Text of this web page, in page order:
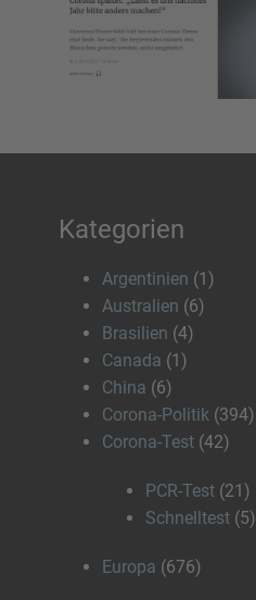
Kategorien
Argentinien (1)
Australien (6)
Brasilien (4)
Canada (1)
China (6)
Corona-Politik (394)
Corona-Test (42)
PCR-Test (21)
Schnelltest (5)
Europa (676)